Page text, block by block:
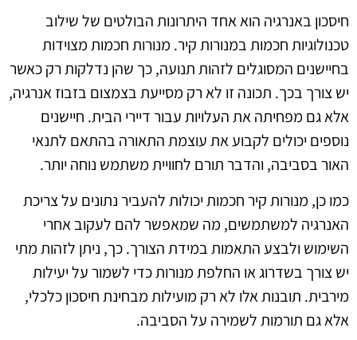
חיסכון באנרגיה הוא אחד היתרונות הבולטים של שילוב
טכנולוגיות חכמות במנורות קיר. מנורות חכמות מצוידות
בחיישנים המסוגלים לזהות תנועה, כך שהן נדלקות רק כאשר
יש צורך בכך. תכונה זו לא רק מסייעת בצמצום בזבוז אנרגיה,
אלא גם מפחיתה את העלויות עבור דיירי הבית. חיישנים
נוספים יכולים לקבוע את עוצמת התאורה בהתאם לתנאי
האור בסביבה, והדבר תורם לחוויית משתמש נוחה יותר.
כמו כן, מנורות קיר חכמות יכולות להעביר נתונים על צריכת
האנרגיה למשתמשים, מה שמאפשר להם לעקוב אחרי
השימוש ולבצע התאמות במידת הצורך. כך, ניתן לזהות מתי
יש צורך בשדרוג או החלפת מנורות כדי לשמור על יעילות
מירבית. תובנות אלו לא רק מועילות מבחינת חיסכון כלכלי,
אלא גם תורמות לשמירה על הסביבה.